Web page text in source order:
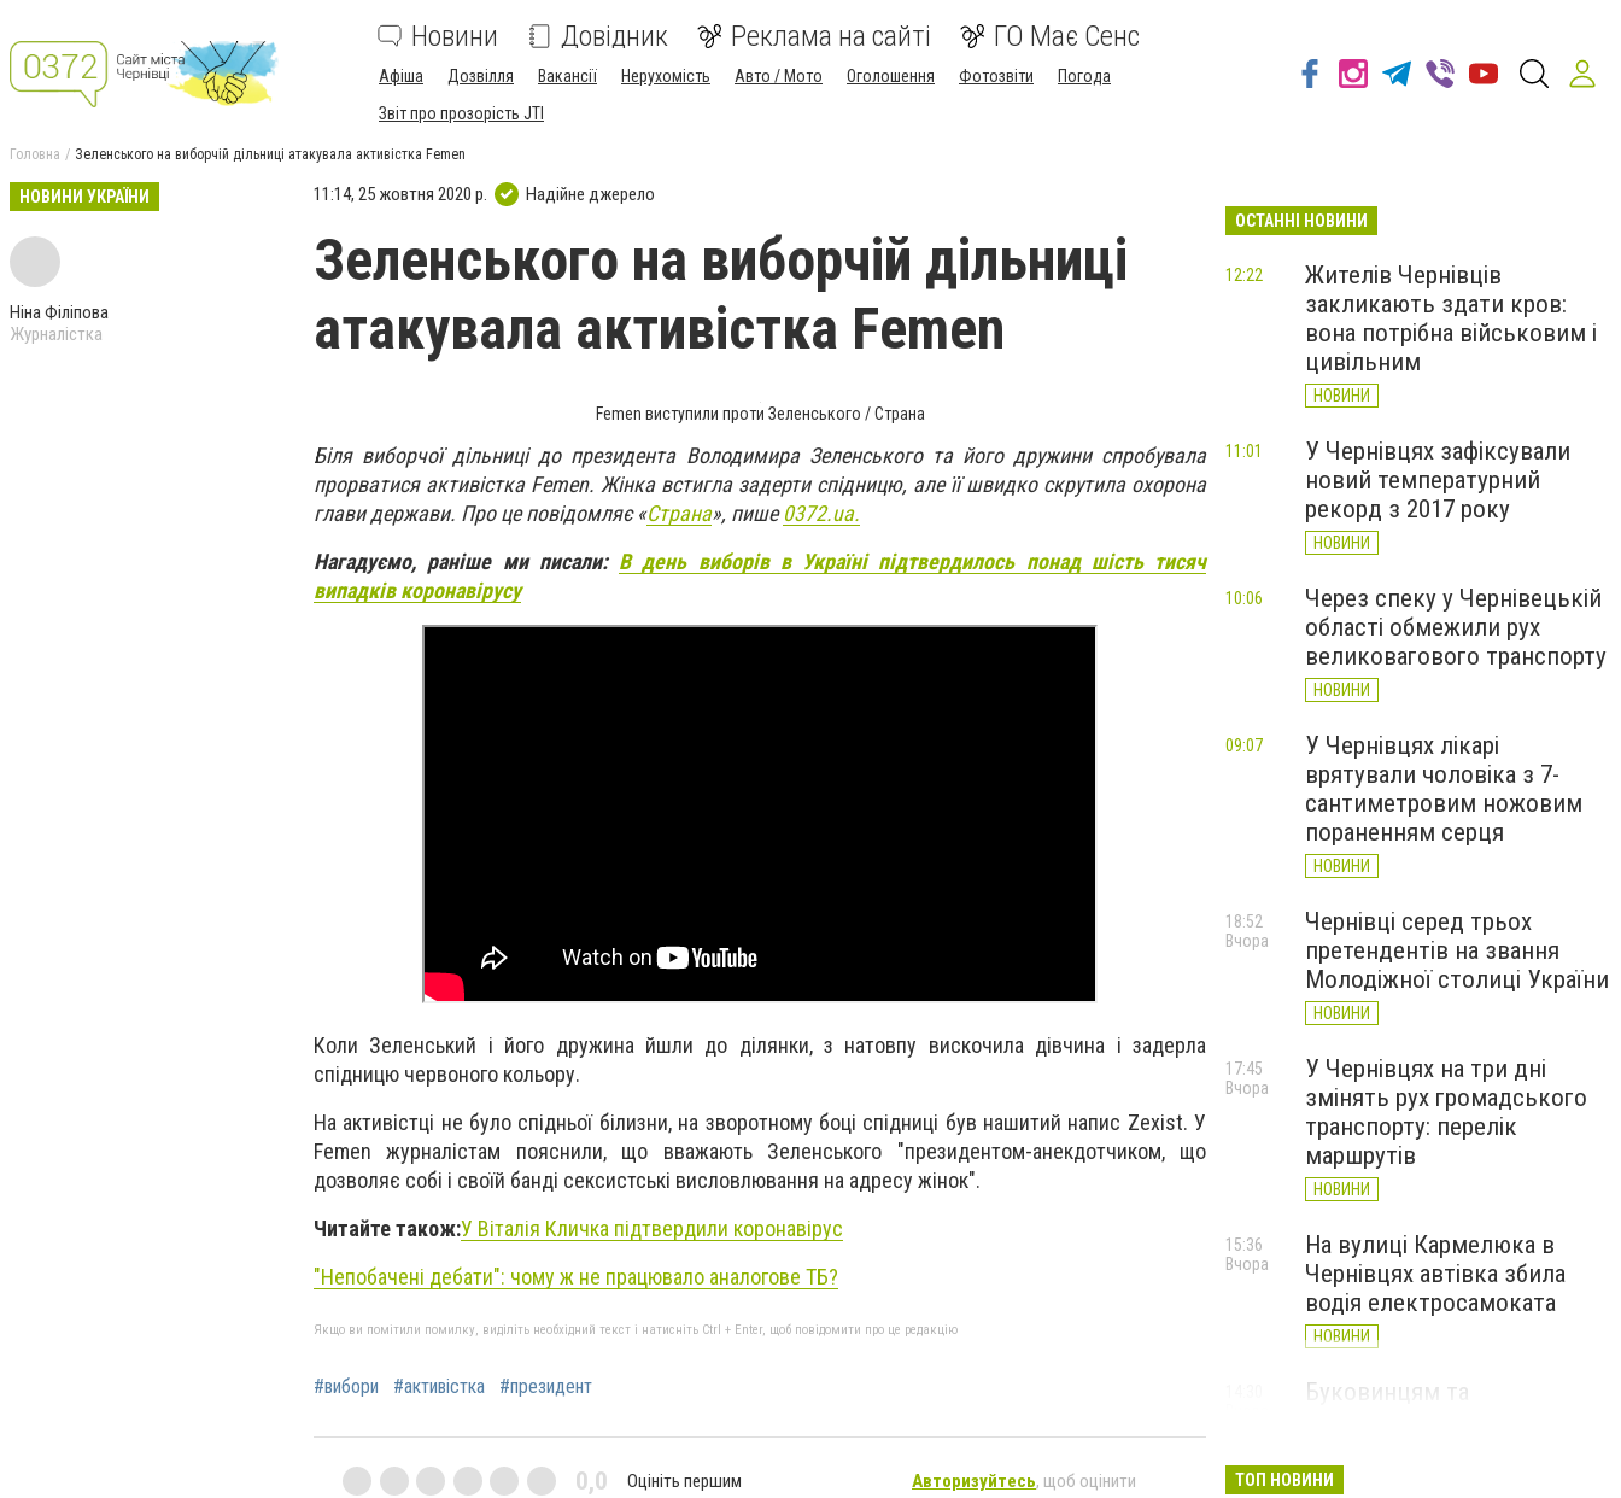
Новини Довідник Реклама на сайті ГО Має Сенс
Афіша Дозвілля Вакансії Нерухомість Авто / Мото Оголошення Фотозвіти
Погода
Звіт про прозорість JTI
Головна Зеленського на виборчій дільниці атакувала активістка Femen
НОВИНИ УКРАЇНИ
Ніна Філіпова
Журналістка
11:14, 25 жовтня 2020 р. Надійне джерело
Зеленського на виборчій дільниці
атакувала активістка Femen
Femen виступили проти Зеленського / Страна
Біля виборчої дільниці до президента Володимира Зеленського та його дружини спробувала
прорватися активістка Femen. Жінка встигла задерти спідницю, але її швидко скрутила охорона
глави держави. Про це повідомляє «Страна», пише0372.ua.
Нагадуємо, раніше ми писали: В день виборів в Україні підтвердилось понад шість тисяч
випадків коронавірусу
Коли Зеленський і його дружина йшли до ділянки, з натовпу вискочила дівчина і задерла
спідницю червоного кольору.
На активістці не було спідньої білизни, на зворотному боці спідниці був нашитий напис Zexist. У
Femen журналістам пояснили, що вважають Зеленського "президентом-анекдотчиком, що
дозволяє собі і своїй банді сексистські висловлювання на адресу жінок".
Читайте також:У Віталія Кличка підтвердили коронавірус
"Непобачені дебати": чому ж не працювало аналогове ТБ?
Якщо ви помітили помилку, виділіть необхідний текст і натисніть Ctrl + Enter, щоб повідомити про це редакцію
#вибори #активістка #президент
0,0 Оцініть першим Авторизуйтесь, щоб оцінити
ОСТАННІ НОВИНИ
Жителів Чернівців
закликають здати кров:
вона потрібна військовим і
цивільним
НОВИНИ
12:22
У Чернівцях зафіксували
новий температурний
рекорд з 2017 року
НОВИНИ
11:01
Через спеку у Чернівецькій
області обмежили рух
великовагового транспорту
НОВИНИ
10:06
У Чернівцях лікарі
врятували чоловіка з 7-
сантиметровим ножовим
пораненням серця
НОВИНИ
09:07
Чернівці серед трьох
претендентів на звання
Молодіжної столиці України
НОВИНИ
18:52
Вчора
У Чернівцях на три дні
змінять рух громадського
транспорту: перелік
маршрутів
НОВИНИ
17:45
Вчора
На вулиці Кармелюка в
Чернівцях автівка збила
водія електросамоката
НОВИНИ
15:36
Вчора
Буковинцям та
матеріальної допомоги
ТОП НОВИНИ